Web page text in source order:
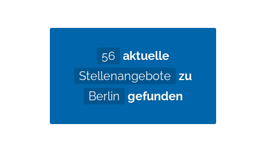
56 aktuelle
Stellenangebote zu
Berlin gefunden